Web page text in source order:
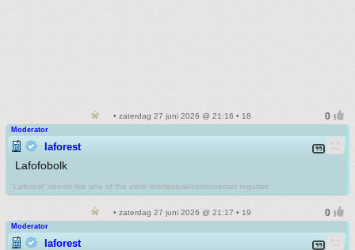
• zaterdag 27 juni 2026 @ 21:16 • 18
Moderator
laforest
Lafofobolk
“Laforest” seems like one of the more intellectual/controversial regulars
• zaterdag 27 juni 2026 @ 21:17 • 19
Moderator
laforest